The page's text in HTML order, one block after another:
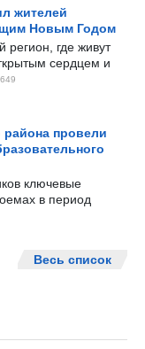
жителей
Новым Годом
регион, где живут
сердцем и
провели
ключевые
в период
Весь список